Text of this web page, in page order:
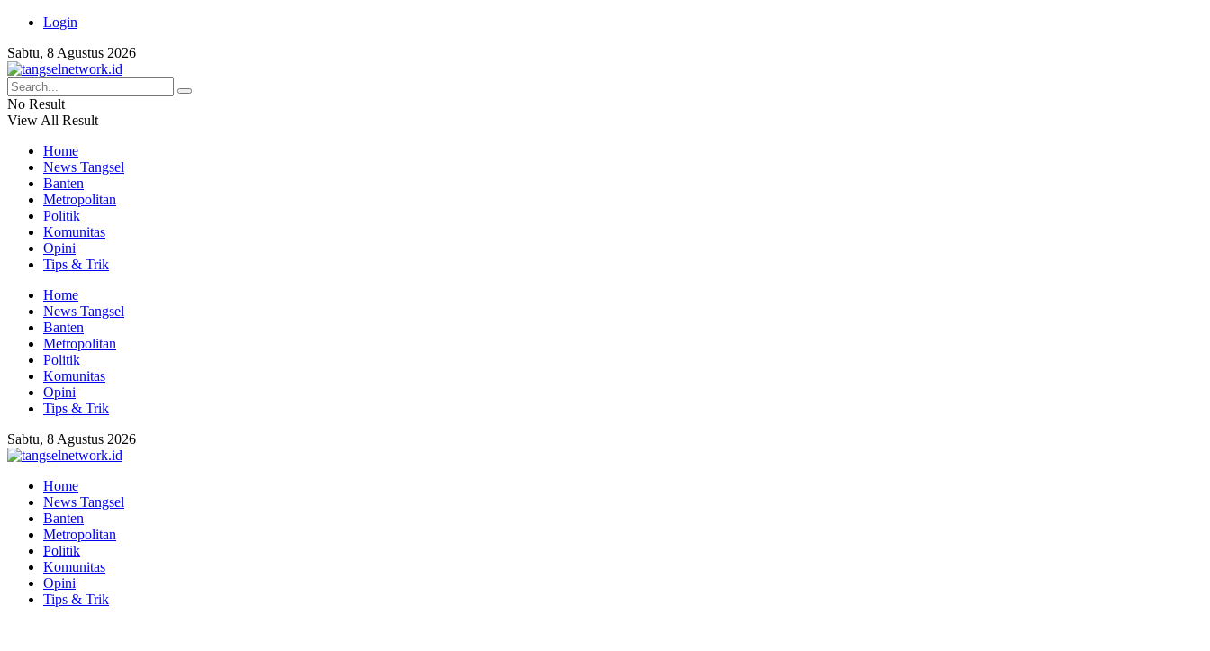
Login
Sabtu, 8 Agustus 2026
No Result
View All Result
Home
News Tangsel
Banten
Metropolitan
Politik
Komunitas
Opini
Tips & Trik
Home
News Tangsel
Banten
Metropolitan
Politik
Komunitas
Opini
Tips & Trik
Sabtu, 8 Agustus 2026
Home
News Tangsel
Banten
Metropolitan
Politik
Komunitas
Opini
Tips & Trik